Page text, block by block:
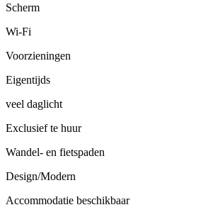
Scherm
Wi-Fi
Voorzieningen
Eigentijds
veel daglicht
Exclusief te huur
Wandel- en fietspaden
Design/Modern
Accommodatie beschikbaar